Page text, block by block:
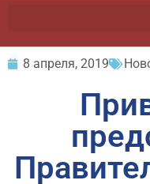
8 апреля, 2019